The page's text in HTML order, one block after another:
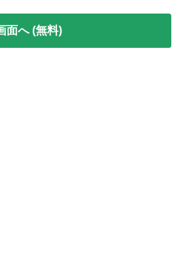
面へ (無料)